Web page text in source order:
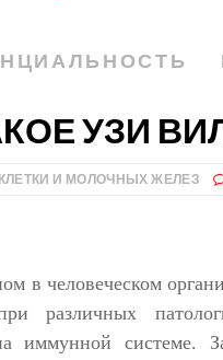
УЗИ
И МОЛОЧНЫХ ЖЕЛЕЗ
в человеческом
различных
иммунной системе.